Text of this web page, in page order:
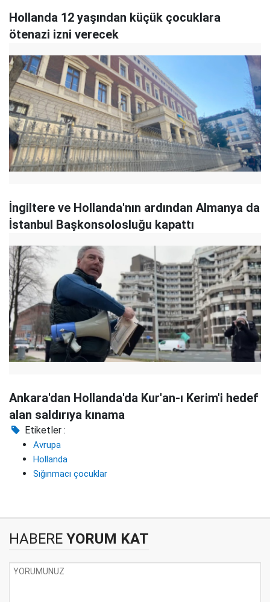
Hollanda 12 yaşından küçük çocuklara
ötenazi izni verecek
İngiltere ve Hollanda'nın ardından Almanya da
İstanbul Başkonsolosluğu kapattı
Ankara'dan Hollanda'da Kur'an-ı Kerim'i hedef
alan saldırıya kınama
Etiketler :
Avrupa
Hollanda
Sığınmacı çocuklar
HABERE YORUM KAT